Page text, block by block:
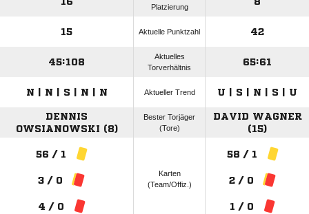
Platzierung
15 Aktuelle Punktzahl 42
45:108
Aktuelles
Torverhältnis
65:61
N | N | S | N | N Aktueller Trend U | S | N | S | U
DENNIS
OWSIANOWSKI (8)
Bester Torjäger
(Tore)
DAVID WAGNER
(15)
56 / 1
3 / 0
4 / 0
Karten
(Team/Offiz.)
58 / 1
2 / 0
1 / 0